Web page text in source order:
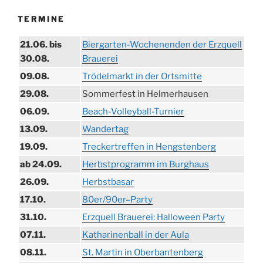
TERMINE
21.06. bis
30.08.
Biergarten-Wochenenden der Erzquell
Brauerei
09.08.
Trödelmarkt in der Ortsmitte
29.08.
Sommerfest in Helmerhausen
06.09.
Beach-Volleyball-Turnier
13.09.
Wandertag
19.09.
Treckertreffen in Hengstenberg
ab 24.09.
Herbstprogramm im Burghaus
26.09.
Herbstbasar
17.10.
80er/90er–Party
31.10.
Erzquell Brauerei: Halloween Party
07.11.
Katharinenball in der Aula
08.11.
St. Martin in Oberbantenberg